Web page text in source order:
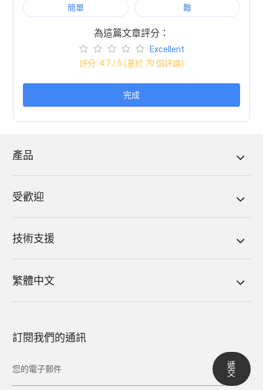
簡單 難
為這篇文章評分：
Excellent
評分: 4.7/ 5 (基於 70 個評論)
完成
產品
受歡迎
技術支援
繁體中文
訂閱我們的通訊
遞
交